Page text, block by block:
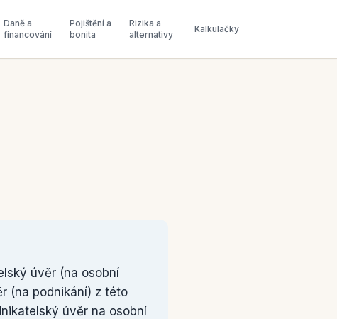
Daně a
financování
Pojištění a
bonita
Rizika a
alternativy
Kalkulačky
úvěr (na osobní
(na podnikání) z této
úvěr na osobní